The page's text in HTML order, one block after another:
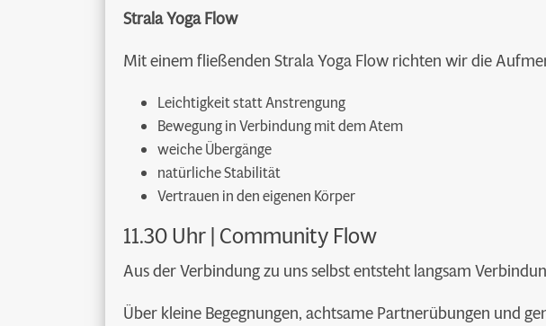
Strala Yoga Flow
Mit einem fließenden Strala Yoga Flow richten wir die
Leichtigkeit statt Anstrengung
Bewegung in Verbindung mit dem Atem
weiche Übergänge
natürliche Stabilität
Vertrauen in den eigenen Körper
11.30 Uhr | Community Flow
Aus der Verbindung zu uns selbst entsteht langsam
Über kleine Begegnungen, achtsame Partnerübungen und